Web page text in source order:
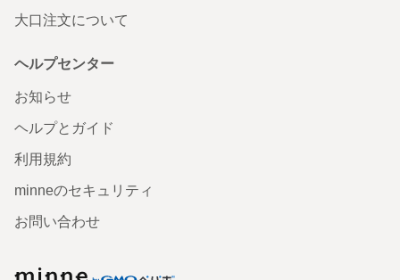
大口注文について
ヘルプセンター
お知らせ
ヘルプとガイド
利用規約
minneのセキュリティ
お問い合わせ